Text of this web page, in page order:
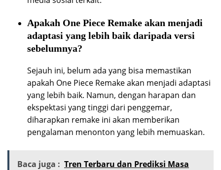
Apakah One Piece Remake akan menjadi
adaptasi yang lebih baik daripada versi
sebelumnya?
Sejauh ini, belum ada yang bisa memastikan
apakah One Piece Remake akan menjadi adaptasi
yang lebih baik. Namun, dengan harapan dan
ekspektasi yang tinggi dari penggemar,
diharapkan remake ini akan memberikan
pengalaman menonton yang lebih memuaskan.
Baca juga : Tren Terbaru dan Prediksi Masa